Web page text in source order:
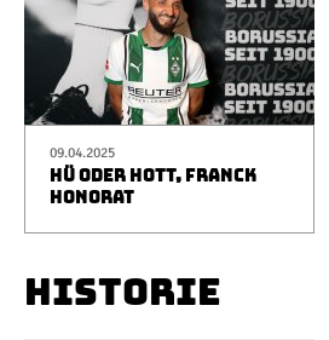
09.04.2025
HÜ ODER HOTT, FRANCK
HONORAT
HISTORIE